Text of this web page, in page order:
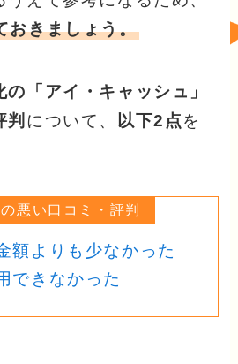
おきましょう。
の「アイ・キャッシュ」
判 について、 以下2点を
悪い口コミ・評判
額よりも少なかった
できなかった